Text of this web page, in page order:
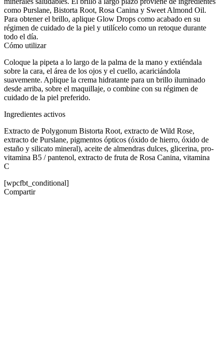
como Purslane, Bistorta Root, Rosa Canina y Sweet Almond Oil.
Para obtener el brillo, aplique Glow Drops como acabado en su
régimen de cuidado de la piel y utilícelo como un retoque durante
todo el día.
Cómo utilizar
Coloque la pipeta a lo largo de la palma de la mano y extiéndala
sobre la cara, el área de los ojos y el cuello, acariciándola
suavemente. Aplique la crema hidratante para un brillo iluminado
desde arriba, sobre el maquillaje, o combine con su régimen de
cuidado de la piel preferido.
Ingredientes activos
Extracto de Polygonum Bistorta Root, extracto de Wild Rose,
extracto de Purslane, pigmentos ópticos (óxido de hierro, óxido de
estaño y silicato mineral), aceite de almendras dulces, glicerina, pro-
vitamina B5 / pantenol, extracto de fruta de Rosa Canina, vitamina
C
[wpcfbt_conditional]
Compartir